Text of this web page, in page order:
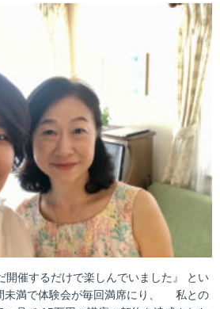
開催するだけで楽しんでいました』 とい
未満で体験会が毎回満席にり、 私との